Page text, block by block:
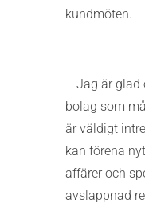
kundmöten.
– Jag är glad
bolag som
är väldigt
kan förena
affärer och
avslappnad